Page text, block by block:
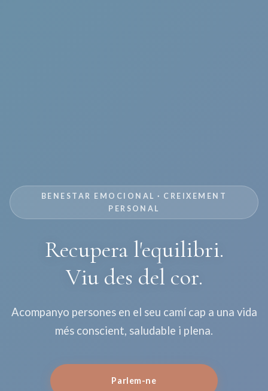
BENESTAR EMOCIONAL · CREIXEMENT
PERSONAL
Recupera l'equilibri.
Viu des del cor.
Acompanyo persones en el seu camí cap a una vida
més conscient, saludable i plena.
Parlem-ne